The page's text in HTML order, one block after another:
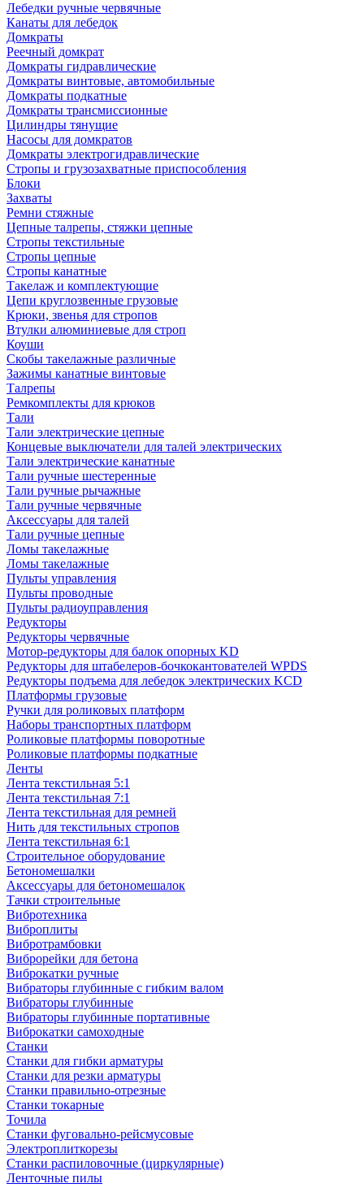
Лебедки ручные червячные
Канаты для лебедок
Домкраты
Реечный домкрат
Домкраты гидравлические
Домкраты винтовые, автомобильные
Домкраты подкатные
Домкраты трансмиссионные
Цилиндры тянущие
Насосы для домкратов
Домкраты электрогидравлические
Стропы и грузозахватные приспособления
Блоки
Захваты
Ремни стяжные
Цепные талрепы, стяжки цепные
Стропы текстильные
Стропы цепные
Стропы канатные
Такелаж и комплектующие
Цепи круглозвенные грузовые
Крюки, звенья для стропов
Втулки алюминиевые для строп
Коуши
Скобы такелажные различные
Зажимы канатные винтовые
Талрепы
Ремкомплекты для крюков
Тали
Тали электрические цепные
Концевые выключатели для талей электрических
Тали электрические канатные
Тали ручные шестеренные
Тали ручные рычажные
Тали ручные червячные
Аксессуары для талей
Тали ручные цепные
Ломы такелажные
Ломы такелажные
Пульты управления
Пульты проводные
Пульты радиоуправления
Редукторы
Редукторы червячные
Мотор-редукторы для балок опорных KD
Редукторы для штабелеров-бочкокантователей WPDS
Редукторы подъема для лебедок электрических KCD
Платформы грузовые
Ручки для роликовых платформ
Наборы транспортных платформ
Роликовые платформы поворотные
Роликовые платформы подкатные
Ленты
Лента текстильная 5:1
Лента текстильная 7:1
Лента текстильная для ремней
Нить для текстильных стропов
Лента текстильная 6:1
Строительное оборудование
Бетономешалки
Аксессуары для бетономешалок
Тачки строительные
Вибротехника
Виброплиты
Вибротрамбовки
Виброрейки для бетона
Виброкатки ручные
Вибраторы глубинные с гибким валом
Вибраторы глубинные
Вибраторы глубинные портативные
Виброкатки самоходные
Станки
Станки для гибки арматуры
Станки для резки арматуры
Станки правильно-отрезные
Станки токарные
Точила
Станки фуговально-рейсмусовые
Электроплиткорезы
Станки распиловочные (циркулярные)
Ленточные пилы